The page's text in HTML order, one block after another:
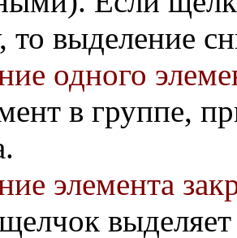
то выделение
одного
в группе,
элемента
выделяет